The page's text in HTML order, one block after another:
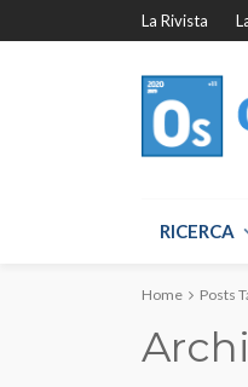
La Rivista
RICERCA
Home Posts